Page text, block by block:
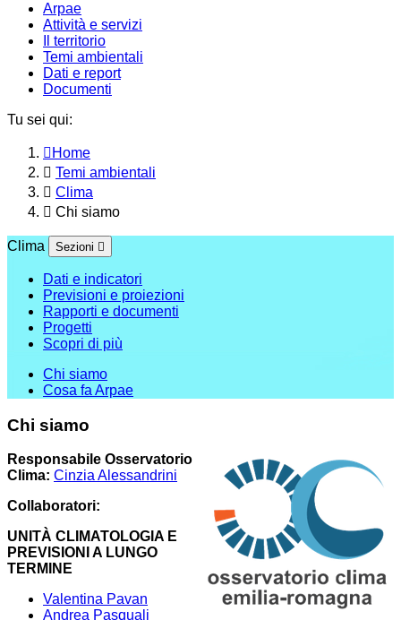
Arpae
Attività e servizi
Il territorio
Temi ambientali
Dati e report
Documenti
Tu sei qui:
Home
Temi ambientali
Clima
Chi siamo
Clima Sezioni
Dati e indicatori
Previsioni e proiezioni
Rapporti e documenti
Progetti
Scopri di più
Chi siamo
Cosa fa Arpae
Chi siamo
Responsabile Osservatorio
Clima: Cinzia Alessandrini
Collaboratori:
UNITÀ CLIMATOLOGIA E
PREVISIONI A LUNGO
TERMINE
Valentina Pavan
Andrea Pasquali